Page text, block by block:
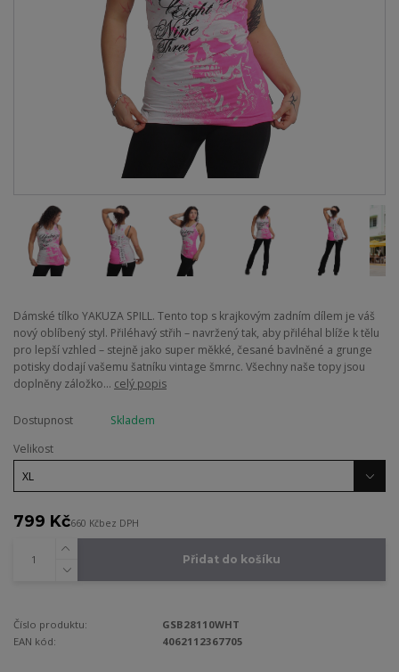
Dámské tílko YAKUZA SPILL. Tento top s krajkovým zadním dílem je váš
nový oblíbený styl. Přiléhavý střih – navržený tak, aby přiléhal blíže k tělu
pro lepší vzhled – stejně jako super měkké, česané bavlněné a grunge
potisky dodají vašemu šatníku vintage šmrnc. Všechny naše topy jsou
doplněny záložko... celý popis
Dostupnost
Skladem
Velikost
799 Kč660 Kčbez DPH
Přidat do košíku
Číslo produktu:
GSB28110WHT
EAN kód:
4062112367705